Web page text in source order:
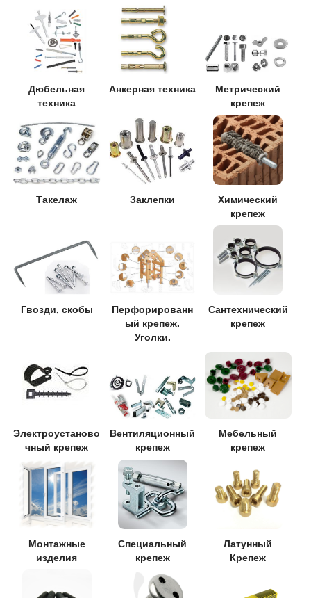
Дюбельная
техника
Анкерная техника
Метрический
крепеж
Такелаж Заклепки
Химический
крепеж
Гвозди, скобы
Перфорированн
ый крепеж.
Уголки.
Сантехнический
крепеж
Электроустаново
чный крепеж
Вентиляционный
крепеж
Мебельный
крепеж
Монтажные
изделия
Специальный
крепеж
Латунный
Крепеж